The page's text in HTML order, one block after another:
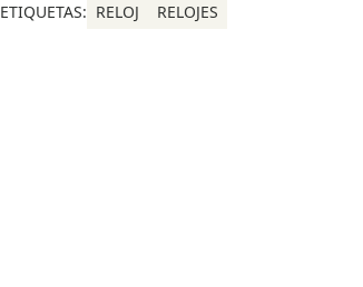
ETIQUETAS: RELOJ RELOJES